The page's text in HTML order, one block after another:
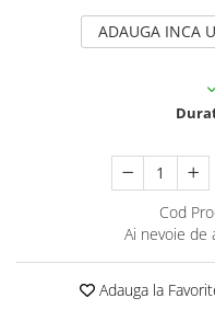
ADAUGA INCA
Cod
Ai nevoie de
Adauga la